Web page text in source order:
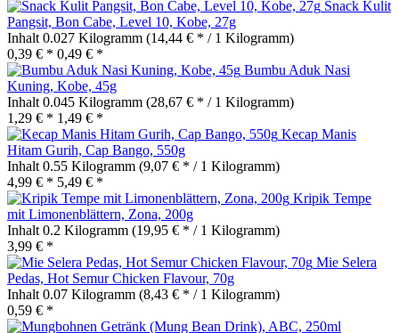
Snack Kulit
Pangsit, Bon Cabe, Level 10, Kobe, 27g
Inhalt 0.027 Kilogramm (14,44 € * / 1 Kilogramm)
0,39 € * 0,49 € *
Bumbu Aduk Nasi
Kuning, Kobe, 45g
Inhalt 0.045 Kilogramm (28,67 € * / 1 Kilogramm)
1,29 € * 1,49 € *
Kecap Manis
Hitam Gurih, Cap Bango, 550g
Inhalt 0.55 Kilogramm (9,07 € * / 1 Kilogramm)
4,99 € * 5,49 € *
Kripik Tempe
mit Limonenblättern, Zona, 200g
Inhalt 0.2 Kilogramm (19,95 € * / 1 Kilogramm)
3,99 € *
Mie Selera
Pedas, Hot Semur Chicken Flavour, 70g
Inhalt 0.07 Kilogramm (8,43 € * / 1 Kilogramm)
0,59 € *